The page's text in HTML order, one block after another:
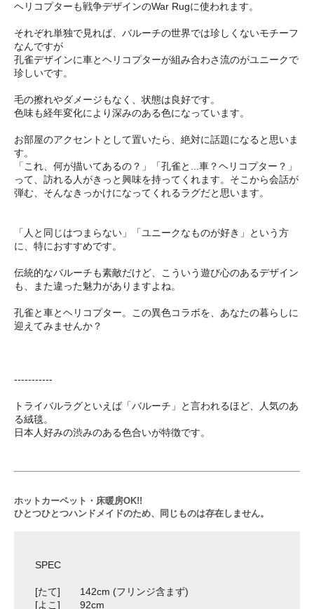
ヘリコプターも戦争デザインのWar Rugに使われます。
それぞれ単独で見れば、バルーチの世界では珍しくないモチーフ
なんですが
孔雀デザインに車とヘリコプターが組み合わさ流のがユニークで
珍しいです。
毛の擦れやダメージもなく、状態は良好です。
色味も経年変化により深みのある色になっています。
お部屋のアクセントとして置いたら、絶対に話題になると思いま
す。
「これ、何が描いてあるの？」「孔雀と...車？ヘリコプター？」
って、訪れる人がきっと興味を持ってくれます。そこから会話が
弾む、そんなきっかけになってくれるラグだと思います。
「人と同じはつまらない」「ユニークなものが好き」という方
に、特におすすめです。
伝統的なバルーチも素敵だけど、こういう遊び心のあるデザイン
も、また違った魅力がありますよね。
孔雀と車とヘリコプター。この異色コラボを、あなたの暮らしに
迎えてみませんか？
-----------
トライバルラグといえば「バルーチ」と言われるほど、人気のあ
る絨毯。
日本人好みの渋みのある色合いが特徴です。
ホットカーペット・床暖房OK!!
ひとつひとつハンドメイドのため、同じものは存在しません。
SPEC
[たて] 142cm (フリンジ含まず)
[よこ] 92cm